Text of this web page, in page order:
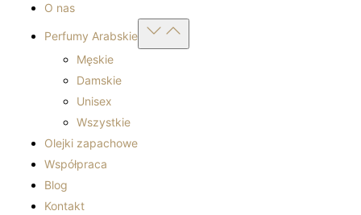
O nas
Perfumy Arabskie
menu
Męskie
Damskie
Unisex
Wszystkie
Olejki zapachowe
Współpraca
Blog
Kontakt